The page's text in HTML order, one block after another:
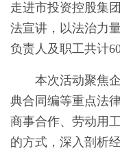
走进市投资控股集
法宣讲，以法治力
负责人及职工共计
本次活动聚焦
典合同编等重点法
商事合作、劳动用
的方式，深入剖析